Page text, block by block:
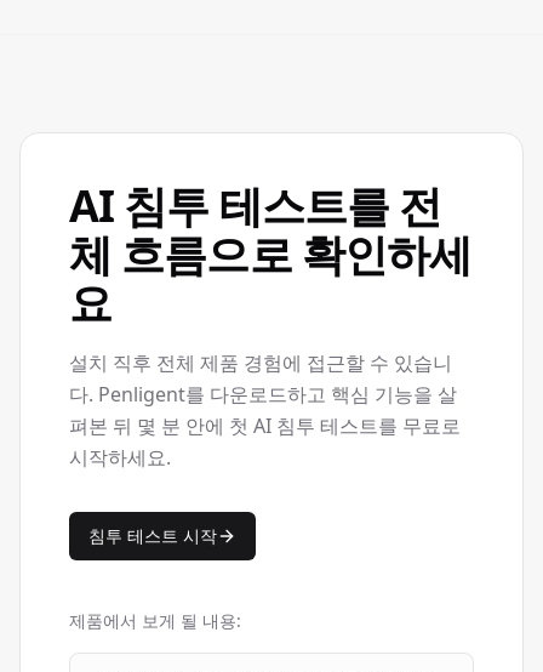
AI 침투 테스트를 전
체 흐름으로 확인하세
요
설치 직후 전체 제품 경험에 접근할 수 있습니
다. Penligent를 다운로드하고 핵심 기능을 살
펴본 뒤 몇 분 안에 첫 AI 침투 테스트를 무료로
시작하세요.
침투 테스트 시작
제품에서 보게 될 내용: